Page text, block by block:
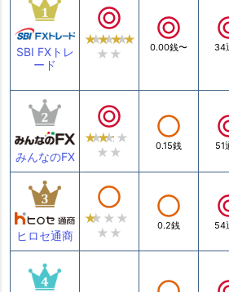
SBI FXトレ
ード
0.00銭〜 34
みんなのFX
0.15銭 51
ヒロセ通商
0.2銭 54